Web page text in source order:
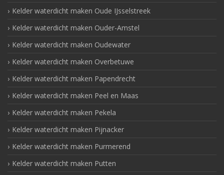
Kelder waterdicht maken Oude IJsselstreek
Kelder waterdicht maken Ouder-Amstel
Kelder waterdicht maken Oudewater
Kelder waterdicht maken Overbetuwe
Kelder waterdicht maken Papendrecht
Kelder waterdicht maken Peel en Maas
Kelder waterdicht maken Pekela
Kelder waterdicht maken Pijnacker
Kelder waterdicht maken Purmerend
Kelder waterdicht maken Putten